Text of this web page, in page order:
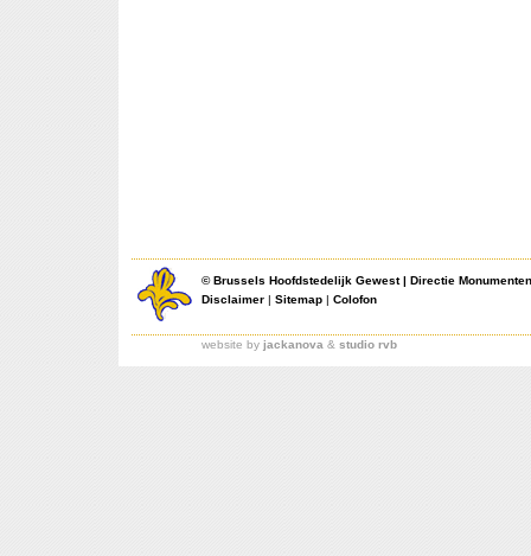
©Brussels Hoofdstedelijk Gewest| Directie
Disclaimer | Sitemap | Colofon
website by jackanova & studio rvb